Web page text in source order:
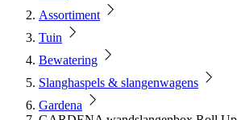
Assortiment
Tuin
Bewatering
Slanghaspels & slangenwagens
Gardena